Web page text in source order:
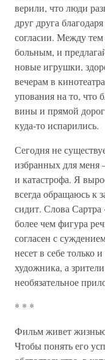
верили, что люди
друг друга
согласии. Между
больным, и
новые игрушки,
вечерам в
упования на то, что
вины и прямой
куда-то испарились.
Сегодня не
избранных для меня
и катастрофа. Я
всегда обращаюсь к
сидит. Слова
более чем фигура
согласен с
несет в себе только
художника, а
необязательное
* * *
Фильм живет жизнью
Чтобы понять его